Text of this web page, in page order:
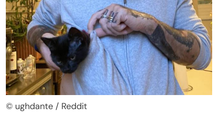
© ughdante / Reddit